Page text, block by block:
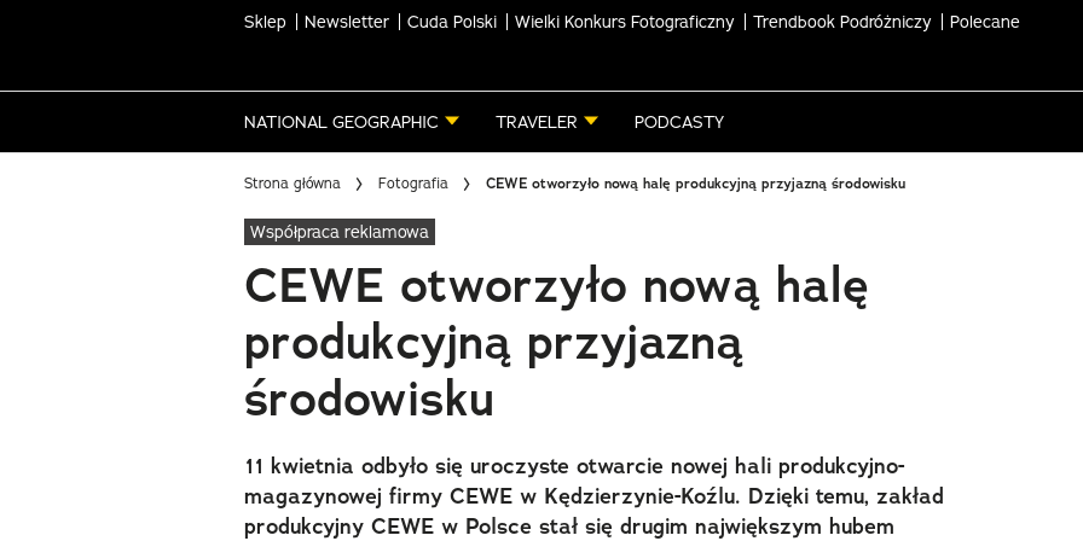
main
Sklep Newsletter Cuda Polski Wielki Konkurs Fotograficzny Trendbook Podróżniczy Polecane
NATIONAL GEOGRAPHIC TRAVELER PODCASTY
Strona główna Fotografia CEWE otworzyło nową halę produkcyjną przyjazną środowisku
Współpraca reklamowa
CEWE otworzyło nową halę
produkcyjną przyjazną
środowisku
11 kwietnia odbyło się uroczyste otwarcie nowej hali produkcyjno-
magazynowej firmy CEWE w Kędzierzynie-Koźlu. Dzięki temu, zakład
produkcyjny CEWE w Polsce stał się drugim największym hubem